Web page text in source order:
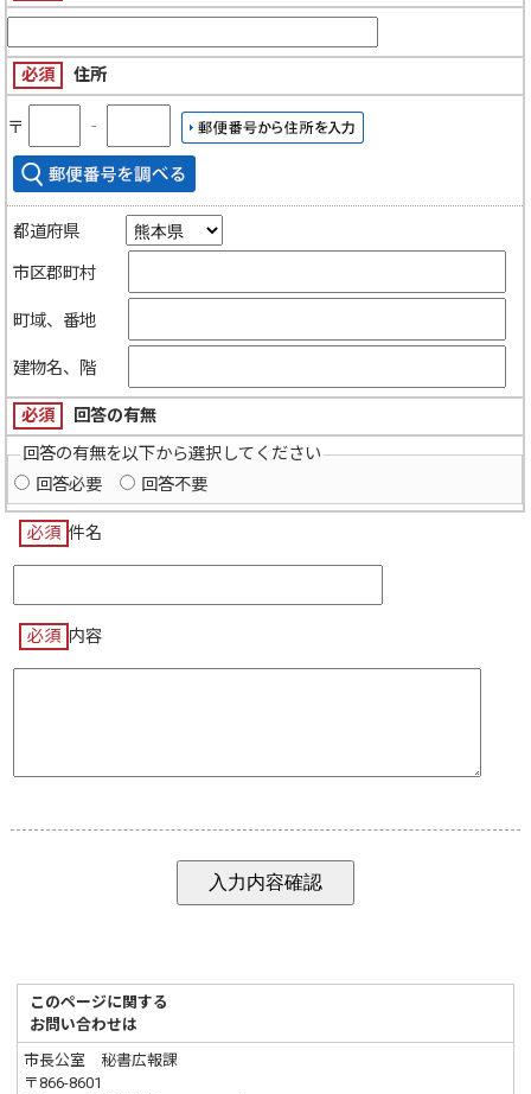
必須 住所
〒 ‐
都道府県
市区郡町村
町域、番地
建物名、階
必須
回答の有無
回答の有無を以下から選択してください
回答必要
回答不要
必須 件名
必須 内容
このページに関する
お問い合わせは
市長公室 秘書広報課
〒866-8601